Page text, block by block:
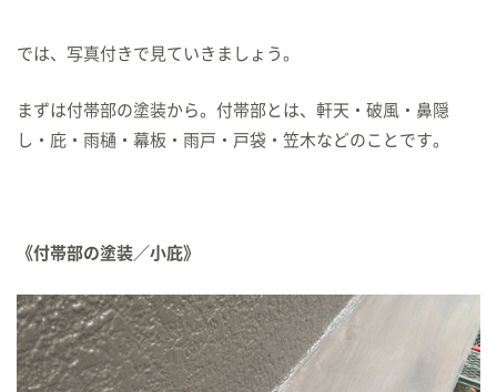
では、写真付きで見ていきましょう。
まずは付帯部の塗装から。付帯部とは、軒天・破風・鼻隠
し・庇・雨樋・幕板・雨戸・戸袋・笠木などのことです。
《付帯部の塗装／小庇》